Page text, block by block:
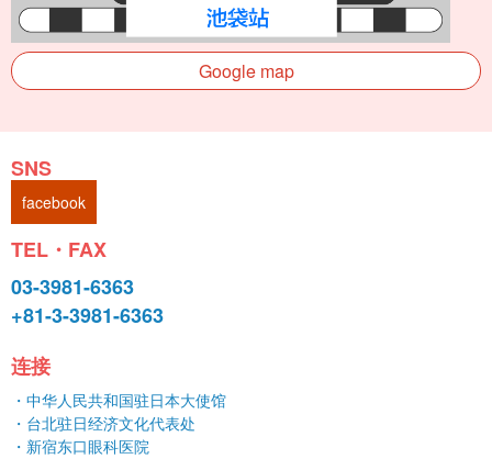
Google map
SNS
facebook
TEL・FAX
03-3981-6363
+81-3-3981-6363
连接
・中华人民共和国驻日本大使馆
・台北驻日经济文化代表处
・新宿东口眼科医院